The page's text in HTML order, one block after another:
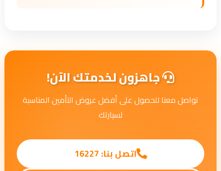
جاهزون لخدمتك الآن!
تواصل معنا للحصول على أفضل عروض التأمين المناسبة
لسيارتك
اتصل بنا: 16227